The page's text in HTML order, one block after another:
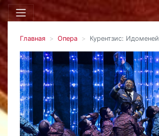
Главная Опера Курентзис: Идоменей